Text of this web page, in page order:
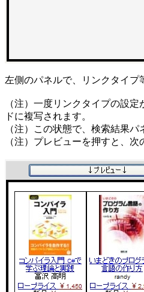
左側のパネルで、リンクタイプ
（注）一度リンクタイプの設
ドに複写されます。
（注）この状態で、検索結果
（注）プレビューを押すと、